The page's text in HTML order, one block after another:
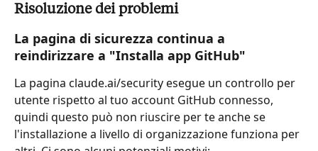
Risoluzione dei problemi
La pagina di sicurezza continua a
reindirizzare a "Installa app GitHub"
La pagina claude.ai/security esegue un controllo per
utente rispetto al tuo account GitHub connesso,
quindi questo può non riuscire per te anche se
l'installazione a livello di organizzazione funziona per